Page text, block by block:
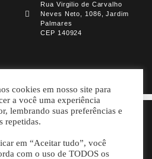
Rua Virgilio de Carvalho
Neves Neto, 1086, Jardim
Palmares
CEP 140924
SP MÁQUINAS E PARTS
LTDA.
Máquinas e Equipamentos.
reservados.
cookies em nosso site para
a você uma experiência
lembrando suas preferências e
repetidas.
em “Aceitar tudo”, você
com o uso de TODOS os